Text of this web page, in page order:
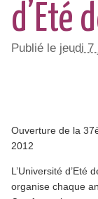
d’Eté
Publié le jeudi 7
Ouverture de la
2012
L’Université d’Eté
organise chaque